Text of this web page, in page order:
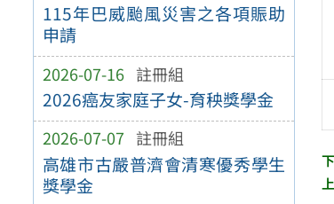
115年巴威颱風災害之各項賑助
申請
2026-07-16 註冊組
2026癌友家庭子女-育秧獎學金
2026-07-07 註冊組
高雄市古嚴普濟會清寒優秀學生
獎學金